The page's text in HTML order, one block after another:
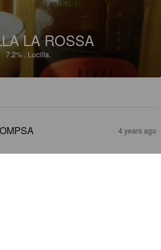
LA ROSSA
7.2% . Lucilla.
4 years ago